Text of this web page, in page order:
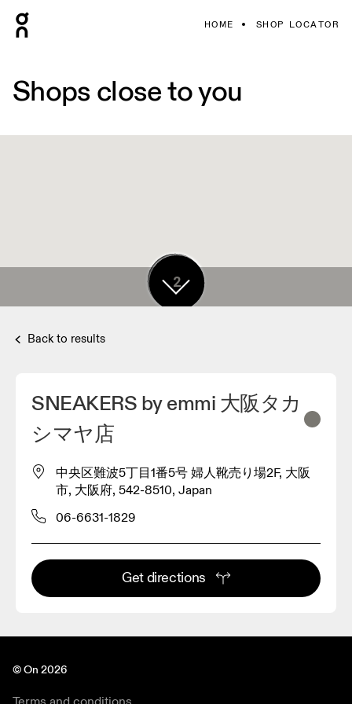
HOME SHOP LOCATOR
Shops close to you
12
2
3
Back to results
SNEAKERS by emmi 大阪タカ
シマヤ店
中央区難波5丁目1番5号 婦人靴売り場2F, 大阪
市, 大阪府, 542-8510, Japan
06-6631-1829
Get directions
© On 2026